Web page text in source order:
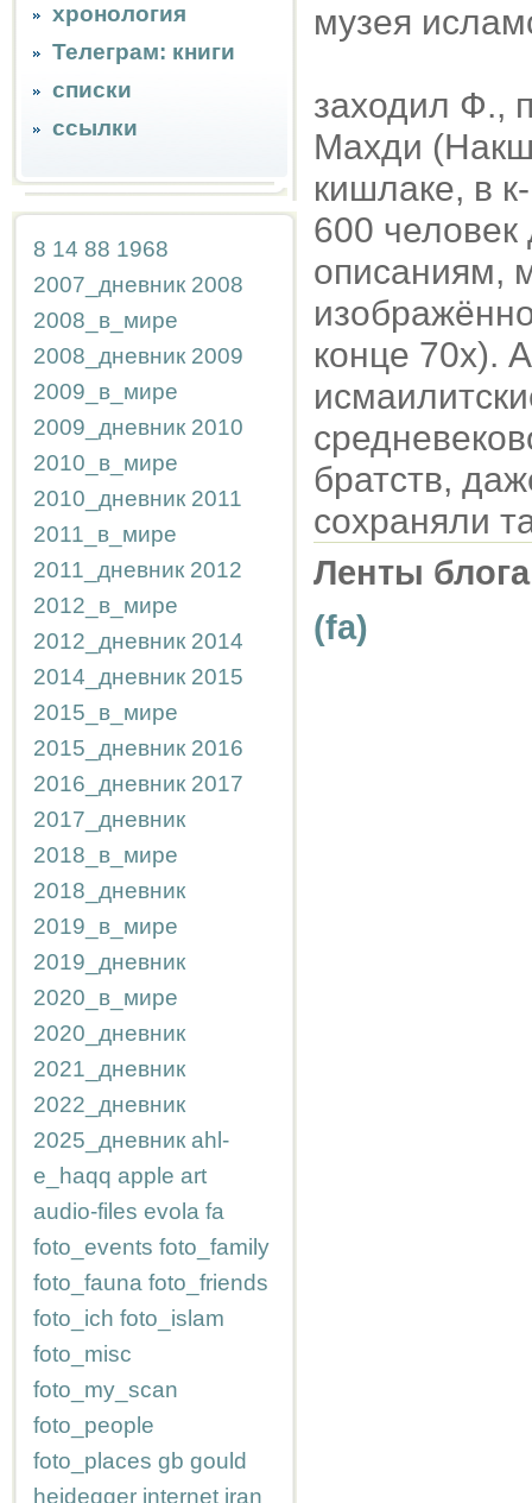
хронология
Телеграм: книги
списки
ссылки
8 14 88 1968
2007_дневник 2008
2008_в_мире
2008_дневник 2009
2009_в_мире
2009_дневник 2010
2010_в_мире
2010_дневник 2011
2011_в_мире
2011_дневник 2012
2012_в_мире
2012_дневник 2014
2014_дневник 2015
2015_в_мире
2015_дневник 2016
2016_дневник 2017
2017_дневник
2018_в_мире
2018_дневник
2019_в_мире
2019_дневник
2020_в_мире
2020_дневник
2021_дневник
2022_дневник
2025_дневник ahl-
e_haqq apple art
audio-files evola fa
foto_events foto_family
foto_fauna foto_friends
foto_ich foto_islam
foto_misc
foto_my_scan
foto_people
foto_places gb gould
heidegger internet iran
музея
заходил Ф.,
Махди
кишлаке, в
600 человек
описаниям,
конце 70х).
братств,
сохраняли
Ленты
(fa)